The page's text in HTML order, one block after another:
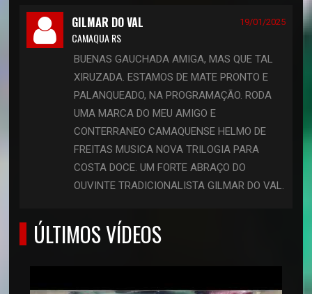
GILMAR DO VAL 19/01/2025
CAMAQUA RS
BUENAS GAUCHADA AMIGA, MAS QUE TAL
XIRUZADA. ESTAMOS DE MATE PRONTO E
PALANQUEADO, NA PROGRAMAÇÃO. RODA
UMA MARCA DO MEU AMIGO E
CONTERRANEO CAMAQUENSE HELMO DE
FREITAS MUSICA NOVA TRILOGIA PARA
COSTA DOCE. UM FORTE ABRAÇO DO
OUVINTE TRADICIONALISTA GILMAR DO VAL.
ÚLTIMOS VÍDEOS